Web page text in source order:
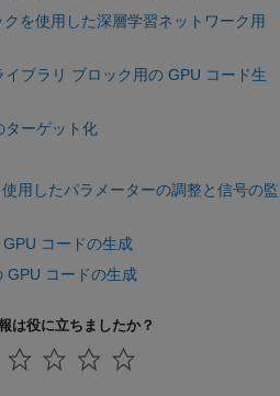
を使用した深層学習ネットワーク用
ブラリ ブロック用の GPU コード生
ターゲット化
用したパラメーターの調整と信号の監
コードの生成
GPU コードの生成
は役に立ちましたか？